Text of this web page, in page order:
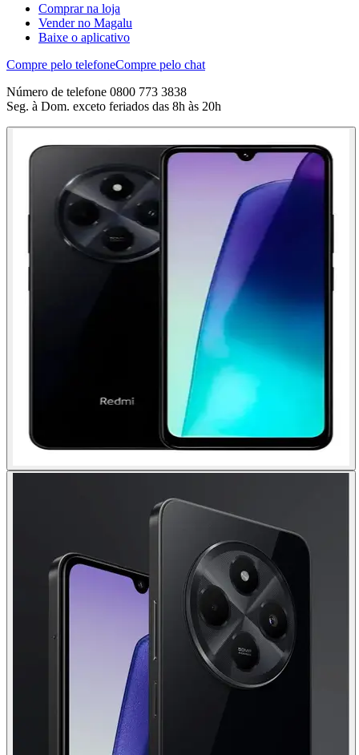
Comprar na loja
Vender no Magalu
Baixe o aplicativo
Compre pelo telefoneCompre pelo chat
Número de telefone 0800 773 3838
Seg. à Dom. exceto feriados das 8h às 20h